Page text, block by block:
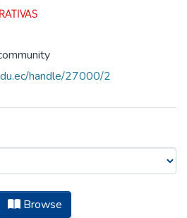
handle/27000/2
de Ciencias
Browse